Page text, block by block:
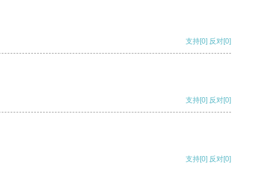
支持[0] 反对[0]
支持[0] 反对[0]
支持[0] 反对[0]